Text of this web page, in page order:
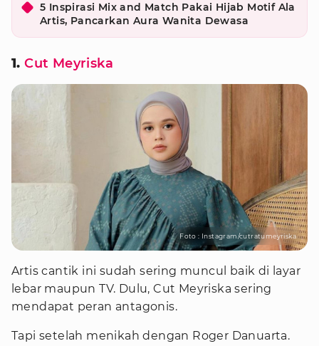
5 Inspirasi Mix and Match Pakai Hijab Motif Ala
Artis, Pancarkan Aura Wanita Dewasa
1.Cut Meyriska
Foto : Instagram/cutratumeyriska
Artis cantik ini sudah sering muncul baik di layar
lebar maupun TV. Dulu, Cut Meyriska sering
mendapat peran antagonis.
Tapi setelah menikah dengan Roger Danuarta.